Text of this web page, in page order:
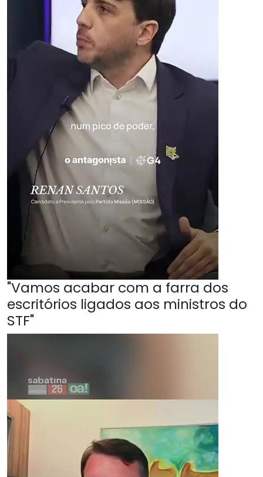
"Vamos acabar com a farra dos
escritórios ligados aos ministros do
STF"